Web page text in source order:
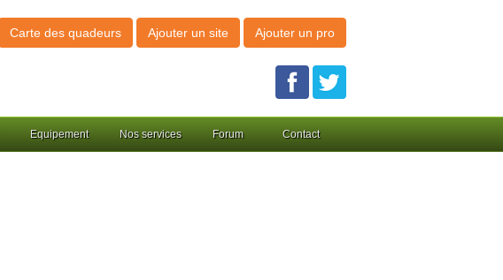
Carte des quadeurs Ajouter un site Ajouter un pro
Equipement Nos services Forum Contact